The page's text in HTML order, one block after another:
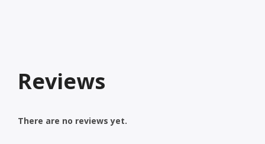
Reviews
There are no reviews yet.